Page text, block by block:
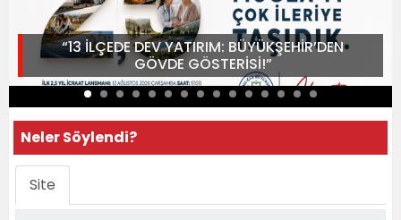
“13 İLÇEDE DEV YATIRIM: BÜYÜKŞEHİR’DEN
GÖVDE GÖSTERİSİ!”
Neler Söylendi?
Site